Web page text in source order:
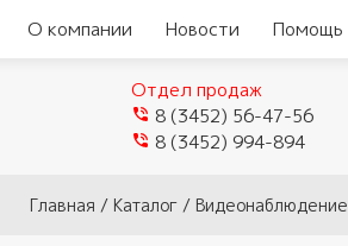
О компании Новости Помощь
Отдел продаж
8 (3452) 56-47-56
8 (3452) 994-894
Видеокамеры
Вы здесь
Главная / Каталог / Видеонаблюдение